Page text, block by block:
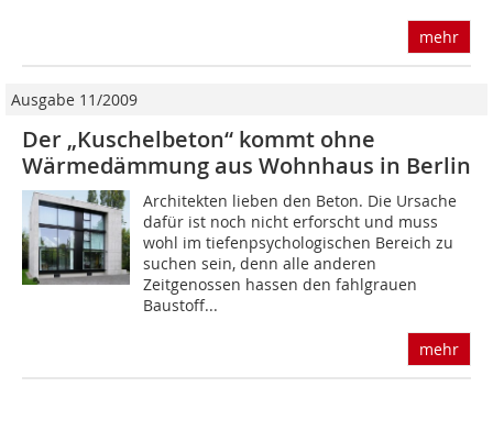
mehr
Ausgabe 11/2009
Der „Kuschelbeton“ kommt ohne
Wärmedämmung aus Wohnhaus in Berlin
Architekten lieben den Beton. Die Ursache
dafür ist noch nicht erforscht und muss
wohl im tiefenpsychologischen Bereich zu
suchen sein, denn alle anderen
Zeitgenossen hassen den fahlgrauen
Baustoff...
mehr